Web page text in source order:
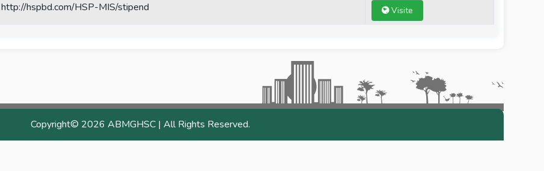
http://hspbd.com/HSP-MIS/stipend Visite
Copyright© 2026 ABMGHSC | All Rights Reserved.